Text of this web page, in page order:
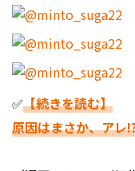
✅【続きを読む】
原因はまさか、アレ